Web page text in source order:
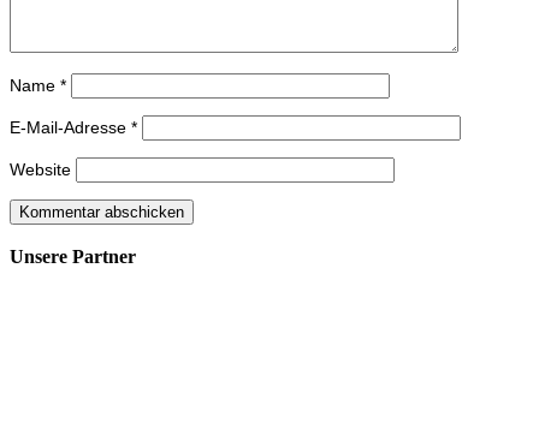
Name *
E-Mail-Adresse *
Website
Unsere Partner